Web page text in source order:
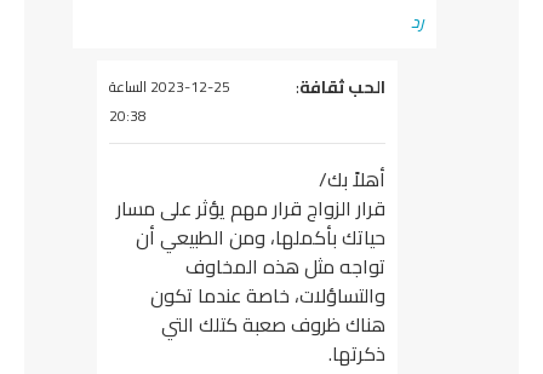
رد
يقول
الحب ثقافة:
2023-12-25 الساعة
20:38
أهلاً بك/
قرار الزواج قرار مهم يؤثر على مسار
حياتك بأكملها، ومن الطبيعي أن
تواجه مثل هذه المخاوف
والتساؤلات، خاصة عندما تكون
هناك ظروف صعبة كتلك التي
ذكرتها.